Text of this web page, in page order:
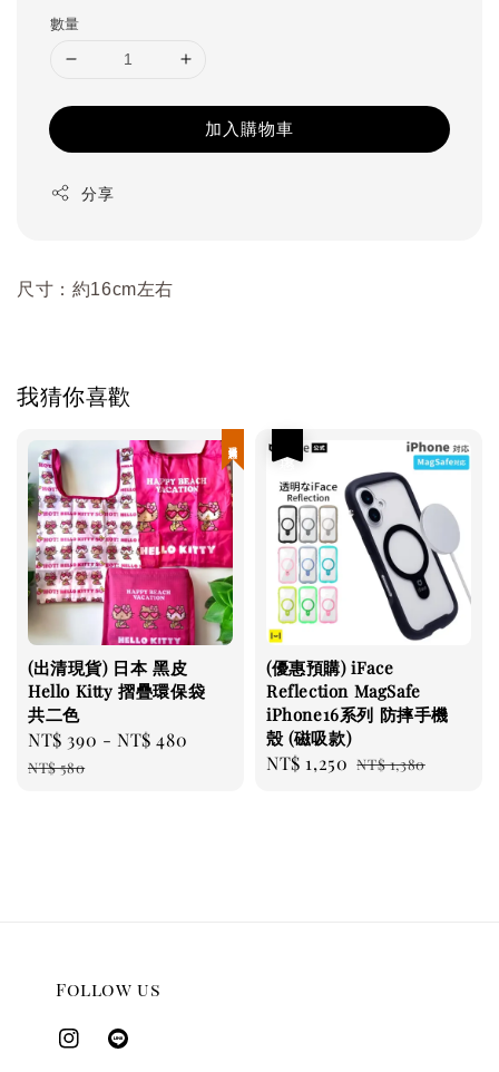
數量
加入購物車
分享
尺寸：約16cm左右
我猜你喜歡
(出清現貨) 日本 黑皮
Hello Kitty 摺疊環保袋
共二色
Sale
price
NT$ 390 -NT$ 480
NT$ 580
(優惠預購) iFace
Reflection MagSafe
iPhone16系列 防摔手機
殼 (磁吸款)
Sale
NT$ 1,250 Regular
NT$ 1,380
Follow us